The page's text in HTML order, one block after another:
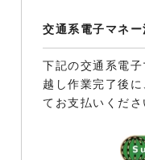
交通系電子マネー
下記の交通系電子
越し作業完了後
てお支払いくださ